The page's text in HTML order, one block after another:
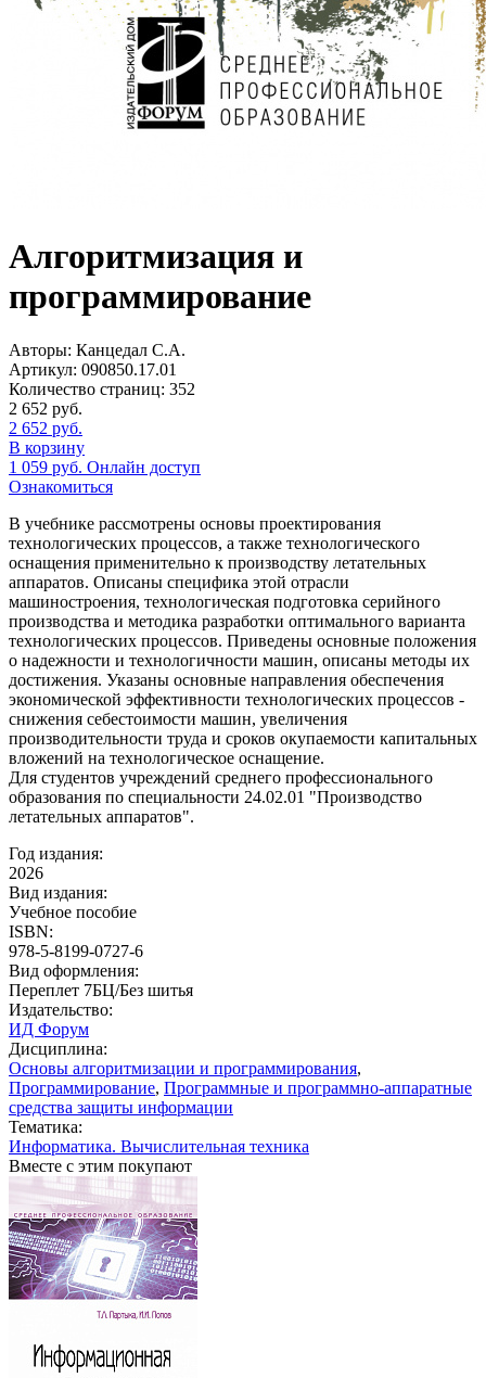
Алгоритмизация и
программирование
Авторы: Канцедал С.А.
Артикул: 090850.17.01
Количество страниц: 352
2 652 руб.
2 652 руб.
В корзину
1 059 руб. Онлайн доступ
Ознакомиться
В учебнике рассмотрены основы проектирования
технологических процессов, а также технологического
оснащения применительно к производству летательных
аппаратов. Описаны специфика этой отрасли
машиностроения, технологическая подготовка серийного
производства и методика разработки оптимального варианта
технологических процессов. Приведены основные положения
о надежности и технологичности машин, описаны методы их
достижения. Указаны основные направления обеспечения
экономической эффективности технологических процессов -
снижения себестоимости машин, увеличения
производительности труда и сроков окупаемости капитальных
вложений на технологическое оснащение.
Для студентов учреждений среднего профессионального
образования по специальности 24.02.01 "Производство
летательных аппаратов".
Год издания:
2026
Вид издания:
Учебное пособие
ISBN:
978-5-8199-0727-6
Вид оформления:
Переплет 7БЦ/Без шитья
Издательство:
ИД Форум
Дисциплина:
Основы алгоритмизации и программирования,
Программирование, Программные и программно-аппаратные
средства защиты информации
Тематика:
Информатика. Вычислительная техника
Вместе с этим покупают